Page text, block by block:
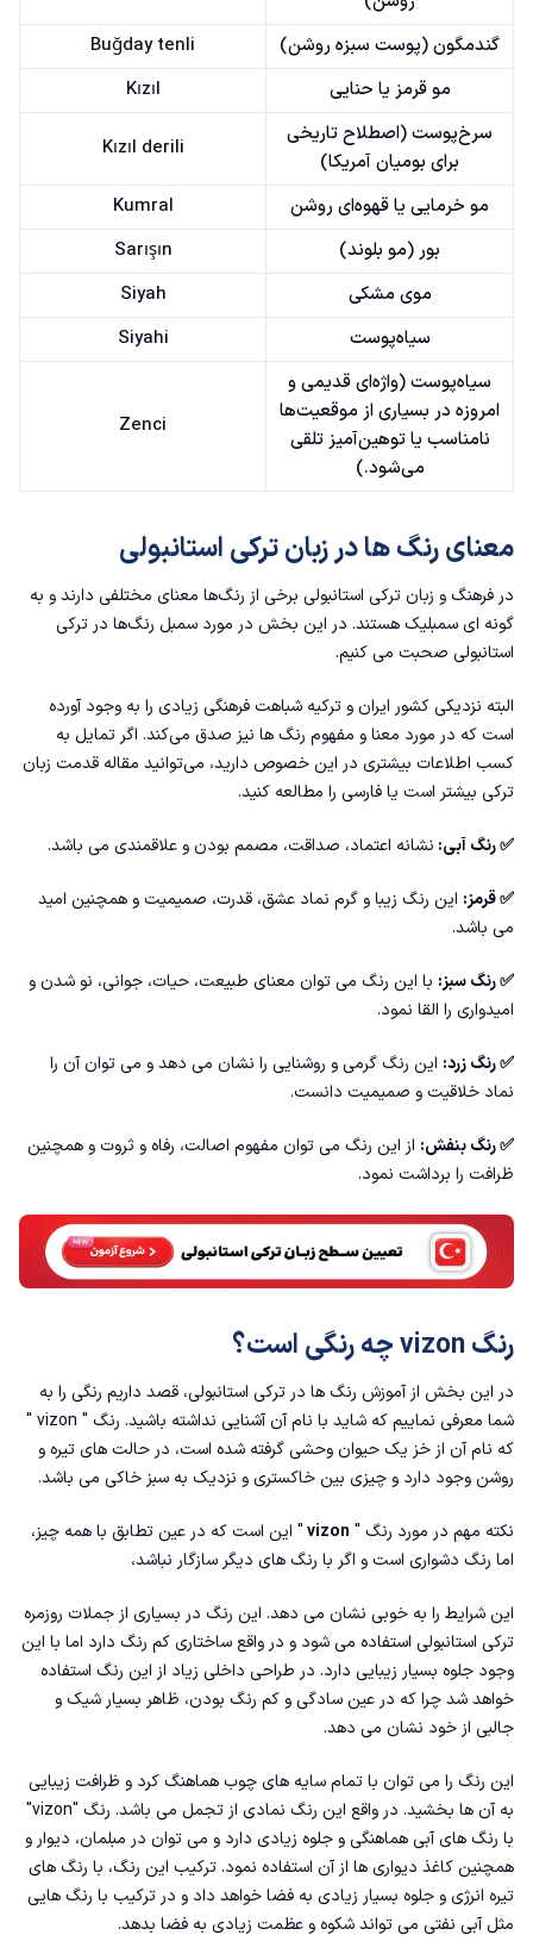
گندمگون (پوست سبزه روشن)
Buğday tenli
مو قرمز یا حنایی
Kızıl
سرخ‌پوست (اصطلاح تاریخی
برای بومیان آمریکا)
Kızıl derili
مو خرمایی یا قهوه‌ای روشن
Kumral
بور (مو بلوند)
Sarışın
موی مشکی
Siyah
سیاه‌پوست
Siyahi
سیاه‌پوست (واژه‌ای قدیمی و
امروزه در بسیاری از موقعیت‌ها
نامناسب یا توهین‌آمیز تلقی
می‌شود.)
Zenci
معنای رنگ ها در زبان ترکی استانبولی
در فرهنگ و زبان ترکی استانبولی برخی از رنگ‌ها معنای مختلفی دارند و به
گونه ای سمبلیک هستند. در این بخش در مورد سمبل رنگ‌ها در ترکی
استانبولی صحبت می کنیم.
البته نزدیکی کشور ایران و ترکیه شباهت فرهنگی زیادی را به وجود آورده
است که در مورد معنا و مفهوم رنگ ها نیز صدق می‌کند. اگر تمایل به
کسب اطلاعات بیشتری در این خصوص دارید، می‌توانید مقاله قدمت زبان
ترکی بیشتر است یا فارسی را مطالعه کنید.
✅ رنگ آبی: نشانه اعتماد، صداقت، مصمم بودن و علاقمندی می باشد.
✅ قرمز: این رنگ‌ زیبا و گرم نماد عشق، قدرت، صمیمیت و همچنین امید
می باشد.
✅ رنگ سبز: با این رنگ می توان معنای طبیعت، حیات، جوانی، نو‌ شدن و
امیدواری را القا نمود.
✅ رنگ زرد: این رنگ گرمی و روشنایی را نشان می دهد و می توان آن را
نماد خلاقیت و صمیمیت دانست.
✅ رنگ بنفش: از این رنگ می توان مفهوم اصالت، رفاه و ثروت و همچنین
ظرافت را برداشت نمود.
رنگ vizon چه رنگی است؟
در این بخش از آموزش رنگ ها در ترکی استانبولی، قصد داریم رنگی را به
شما معرفی نماییم که شاید با نام آن آشنایی نداشته باشید‌. رنگ " vizon "
که نام آن از خز یک حیوان وحشی گرفته شده است، در حالت های تیره و
روشن وجود دارد و چیزی بین خاکستری و نزدیک به سبز خاکی می باشد‌.
نکته مهم در مورد رنگ " vizon" این است که در عین تطابق با همه چیز،
اما رنگ دشواری است و اگر با رنگ های دیگر سازگار نباشد،
این شرایط را به خوبی نشان می دهد. این رنگ در بسیاری از جملات روزمره
ترکی استانبولی استفاده می شود و در واقع ساختاری کم‌ رنگ دارد اما با این
وجود جلوه بسیار زیبایی دارد. در طراحی داخلی زیاد از این رنگ استفاده
خواهد شد چرا که در عین سادگی و کم رنگ بودن، ظاهر بسیار شیک و
جالبی از خود نشان می دهد.
این رنگ‌ را می توان با تمام سایه های چوب هماهنگ کرد و ظرافت زیبایی
به آن ها بخشید. در واقع این رنگ نمادی از تجمل می باشد‌. رنگ "vizon"
با رنگ های آبی هماهنگی و جلوه زیادی دارد و می توان در مبلمان، دیوار و
همچنین کاغذ دیواری ها از آن استفاده نمود. ترکیب این رنگ، با رنگ‌ های
تیره انرژی و جلوه بسیار زیادی به فضا خواهد داد و در ترکیب با رنگ هایی
مثل آبی نفتی می تواند شکوه و عظمت زیادی به فضا بدهد.